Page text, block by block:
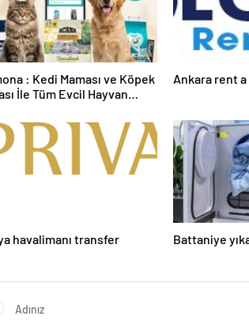
: Kedi Maması ve Köpek
İle Tüm Evcil Hayvan
Ankara rent
havalimanı transfer Battaniye